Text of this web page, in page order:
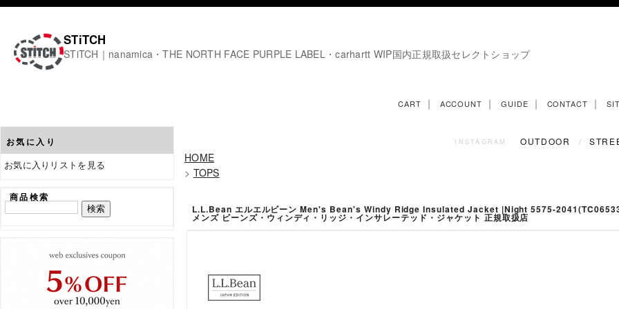
STiTCH
STiTCH｜nanamica・THE NORTH FACE PURPLE LABEL・carhartt WIP国内正規取扱セレクトショップ
CART ｜ ACCOUNT ｜ GUIDE ｜ CONTACT ｜
お気に入り
お気に入りリストを見る
商品検索
INSTAGRAM OUTDOOR /
HOME
> TOPS
L.L.Bean エルエルビーン Men's Bean's Windy Ridge Insulated Jacket |Night 5575-
メンズ ビーンズ・ウィンディ・リッジ・インサレーテッド・ジャケット 正規取扱店